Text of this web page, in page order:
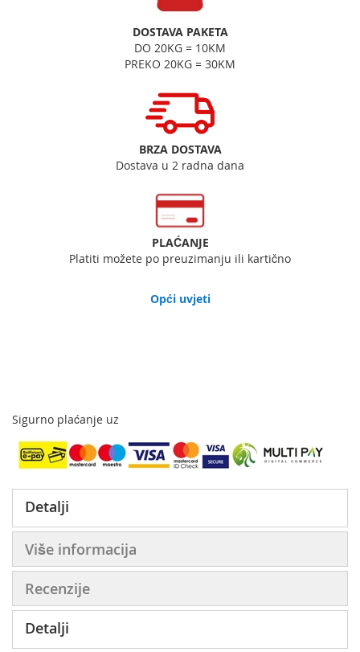
DOSTAVA PAKETA
DO 20KG = 10KM
PREKO 20KG = 30KM
BRZA DOSTAVA
Dostava u 2 radna dana
PLAĆANJE
Platiti možete po preuzimanju ili kartično
Opći uvjeti
Sigurno plaćanje uz
Detalji
Više informacija
Recenzije
Detalji